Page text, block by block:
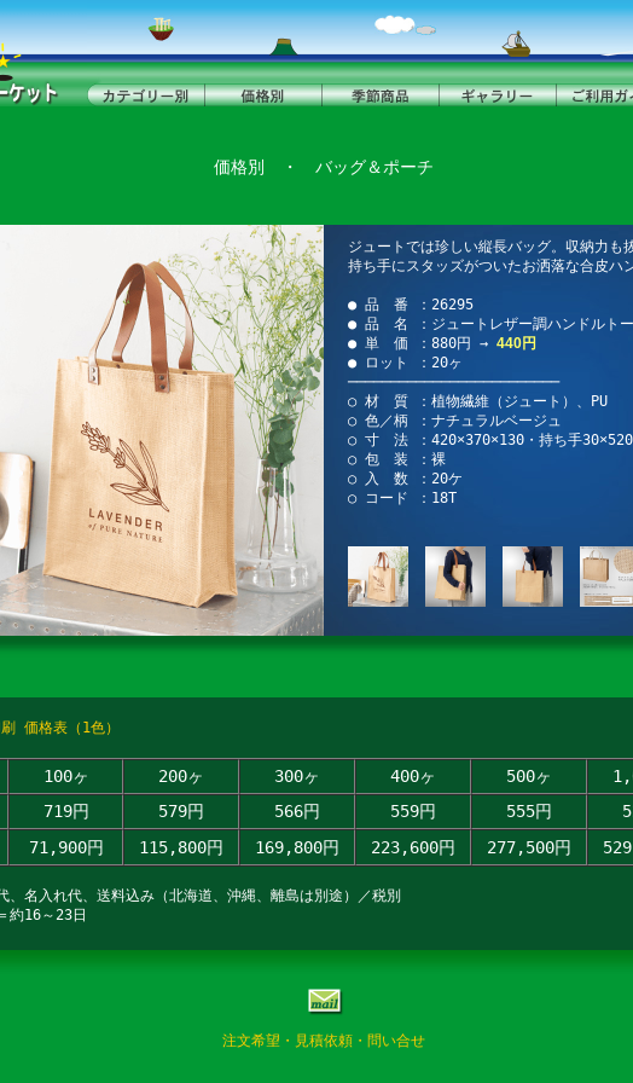
価格別 ・ バッグ＆ポーチ
ジュートでは珍しい縦長バッグ。収納力も
持ち手にスタッズがついたお洒落な合皮ハ
● 品 番 ：26295
● 品 名 ：ジュートレザー調ハンドルトー
● 単 価 ：880円 → 440円
● ロット ：20ヶ
─────────────────────────
○ 材 質 ：植物繊維（ジュート）、PU
○ 色／柄 ：ナチュラルベージュ
○ 寸 法 ：420×370×130・持ち手
○ 包 装 ：裸
○ 入 数 ：20ケ
○ コード ：18T
価格表（1色）
100ヶ 200ヶ 300ヶ 400ヶ 500ヶ
719円 579円 566円 559円 555円
71,900円 115,800円 169,800円 223,600円 277,500円
名入れ代、送料込み（北海道、沖縄、離島は別途）／税別
16～23日
注文希望・見積依頼・問い合せ